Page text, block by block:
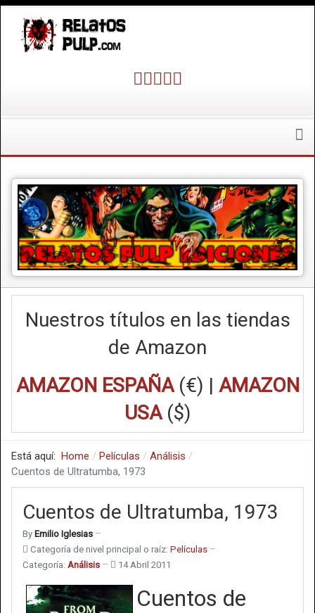
Nuestros títulos en las tiendas
de Amazon
AMAZON ESPAÑA(€) | AMAZON
USA($)
Está aquí: Home Películas
Análisis
Cuentos de Ultratumba, 1973
Cuentos de Ultratumba, 1973
By Emilio Iglesias
Categoría de nivel principal o raíz: Películas
Categoría: Análisis 14 Abril 2011
Cuentos de